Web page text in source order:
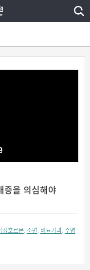
증을 의심해야
성호르몬, 소변, 비뇨기과, 주명